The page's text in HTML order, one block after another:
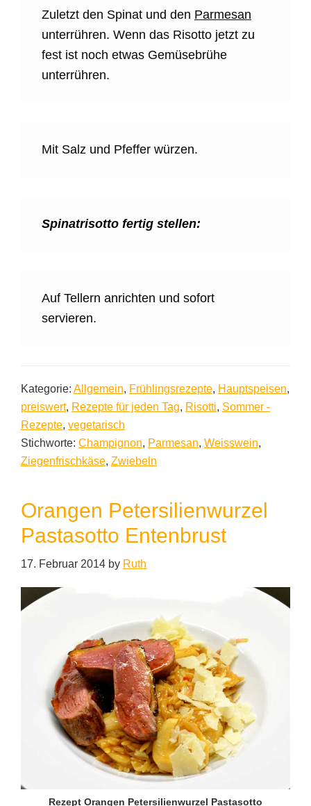
Zuletzt den Spinat und den Parmesan
unterrühren. Wenn das Risotto jetzt zu
fest ist noch etwas Gemüsebrühe
unterrühren.
Mit Salz und Pfeffer würzen.
Spinatrisotto fertig stellen:
Auf Tellern anrichten und sofort
servieren.
Kategorie: Allgemein, Frühlingsrezepte, Hauptspeisen,
preiswert, Rezepte für jeden Tag, Risotti, Sommer -
Rezepte, vegetarisch
Stichworte: Champignon, Parmesan, Weisswein,
Ziegenfrischkäse, Zwiebeln
Orangen Petersilienwurzel
Pastasotto Entenbrust
17. Februar 2014 by Ruth
Rezept Orangen Petersilienwurzel Pastasotto